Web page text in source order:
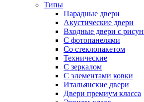
Типы
Парадные двери
Акустические двери
Входные двери с
С фотопанелями
Со стеклопакетом
Технические
С зеркалом
С элементами ковки
Итальянские двери
Двери премиум класса